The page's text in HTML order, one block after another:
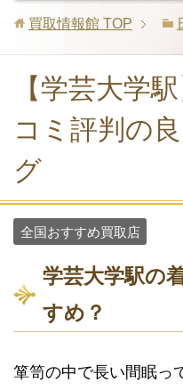
買取情報館 TOP
【学芸大学
コミ評判の
グ
全国おすすめ買取店
学芸大学駅の
すめ？
箪笥の中で長い間眠っ